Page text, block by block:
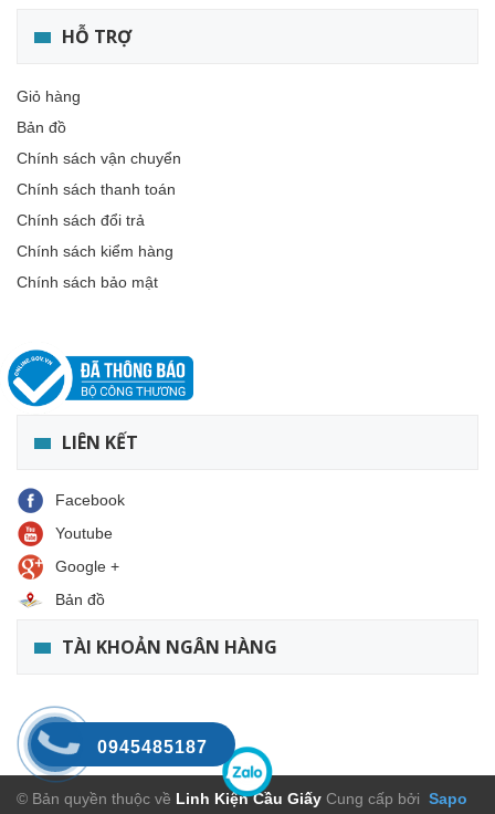
HỖ TRỢ
Giỏ hàng
Bản đồ
Chính sách vận chuyển
Chính sách thanh toán
Chính sách đổi trả
Chính sách kiểm hàng
Chính sách bảo mật
LIÊN KẾT
Facebook
Youtube
Google +
Bản đồ
TÀI KHOẢN NGÂN HÀNG
© Bản quyền thuộc về Linh Kiện Cầu Giấy Cung cấp bởi Sapo
0945485187